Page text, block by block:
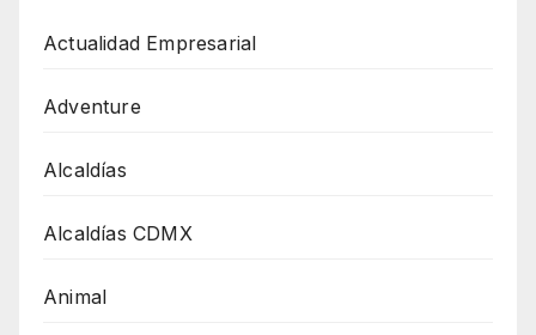
Actualidad Empresarial
Adventure
Alcaldías
Alcaldías CDMX
Animal